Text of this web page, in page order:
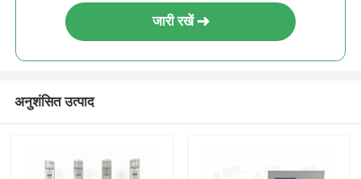
जारी रखें
अनुशंसित उत्पाद